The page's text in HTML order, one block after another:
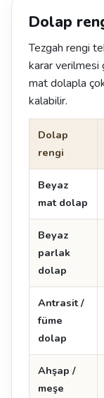
Dolap
Tezgah rengi
karar verilmesi
mat dolapla
kalabilir.
Dolap
rengi
Beyaz
mat dolap
Beyaz
parlak
dolap
Antrasit /
füme
dolap
Ahşap /
meşe